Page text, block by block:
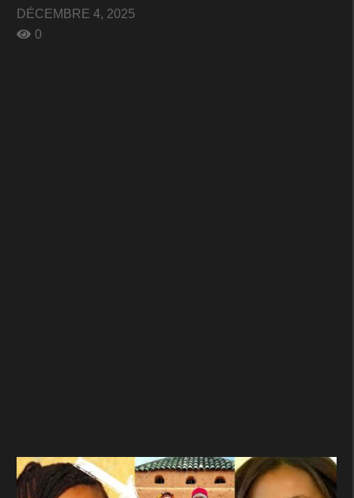
DÉCEMBRE 4, 2025
0